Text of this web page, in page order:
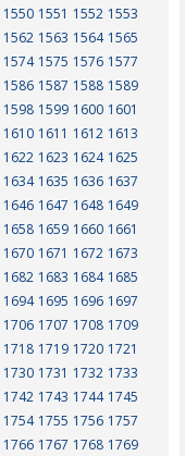
1550 1551 1552 1553
1562 1563 1564 1565
1574 1575 1576 1577
1586 1587 1588 1589
1598 1599 1600 1601
1610 1611 1612 1613
1622 1623 1624 1625
1634 1635 1636 1637
1646 1647 1648 1649
1658 1659 1660 1661
1670 1671 1672 1673
1682 1683 1684 1685
1694 1695 1696 1697
1706 1707 1708 1709
1718 1719 1720 1721
1730 1731 1732 1733
1742 1743 1744 1745
1754 1755 1756 1757
1766 1767 1768 1769